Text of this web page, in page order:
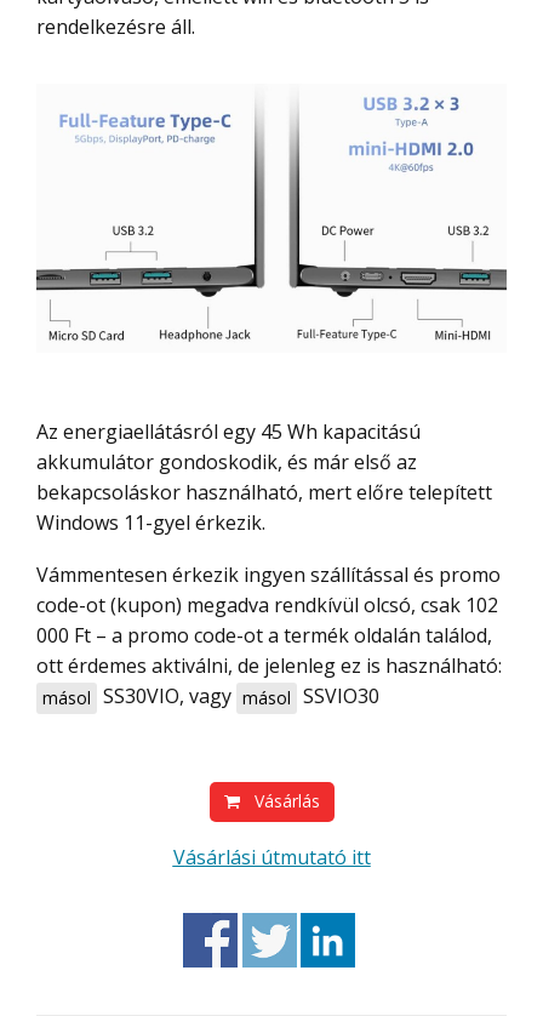
rendelkezésre áll.
Az energiaellátásról egy 45 Wh kapacitású
akkumulátor gondoskodik, és már első az
bekapcsoláskor használható, mert előre telepített
Windows 11-gyel érkezik.
Vámmentesen érkezik ingyen szállítással és promo
code-ot (kupon) megadva rendkívül olcsó, csak 102
000 Ft – a promo code-ot a termék oldalán találod,
ott érdemes aktiválni, de jelenleg ez is használható:
másol SS30VIO, vagy másol SSVIO30
Vásárlás
Vásárlási útmutató itt